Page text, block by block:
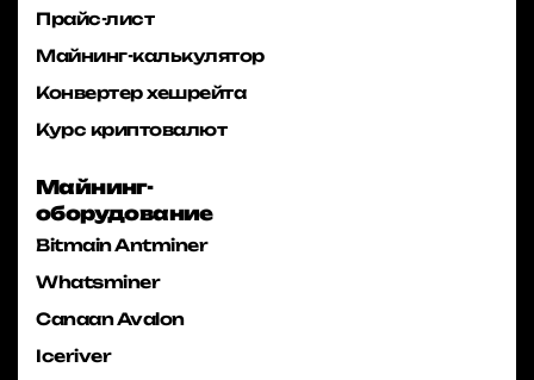
Прайс-лист
Майнинг-калькулятор
Конвертер хешрейта
Курс криптовалют
Майнинг-
оборудование
Bitmain Antminer
Whatsminer
Canaan Avalon
Iceriver